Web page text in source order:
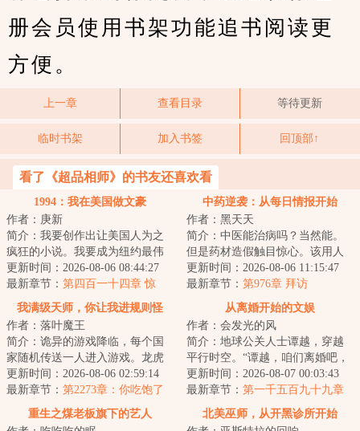
册会员使用书架功能追书阅读更
方便。
上一章 查看目录 等待更新
临时书架 加入书签 回顶部↑
看了《超品相师》的书友还喜欢看
1994：我在美国做文豪
作者：庚新
简介：我要创作出让美国人为之
疯狂的小说。我要成为纽约最伟
大的独立电影人。我会很有钱。
我能拥有数不尽...
更新时间：2026-08-06 08:44:27
最新章节： 第四百一十四章 惊
喜！（3/3）
中药逆袭：从每日情报开始
作者：黑天天
简介：中医能治病吗？当然能。
但是药材造假触目惊心。该用人
参炮制的红参，却被商家用更便
宜的西洋参代替...
更新时间：2026-08-06 11:15:47
最新章节： 第976章 拜访
我满级天师，你让我进规则怪
谈？
作者：落叶魔王
简介：诡异的游戏降临，每个国
家随机传送一人进入游戏。龙虎
山修炼了两年的张阳青莫名其妙
进入了规则怪谈...
更新时间：2026-08-06 02:59:14
最新章节： 第2273章：你吃饱了
没？我带你去和她单挑！（求订
阅，求月票）
从离婚开始的文娱
作者：会发光的风
简介：地球公关人士谭越，穿越
平行时空。“谭越，咱们离婚吧，
我意已决，不用再求我了。”“那好
吧。”谭...
更新时间：2026-08-07 00:03:43
最新章节： 第一千五百九十九章
重生之煤老板旗下的艺人
北美巫师，从开黑诊所开始